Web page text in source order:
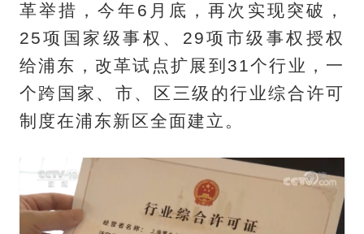
革举措，今年6月底，再次实现突破，
25项国家级事权、29项市级事权授权
给浦东，改革试点扩展到31个行业，一
个跨国家、市、区三级的行业综合许可
制度在浦东新区全面建立。